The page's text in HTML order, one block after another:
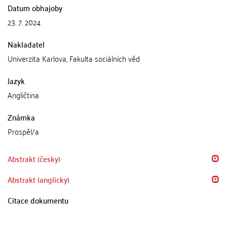
Datum obhajoby
23. 7. 2024
Nakladatel
Univerzita Karlova, Fakulta sociálních věd
Jazyk
Angličtina
Známka
Prospěl/a
Abstrakt (česky)
Abstrakt (anglicky)
Citace dokumentu